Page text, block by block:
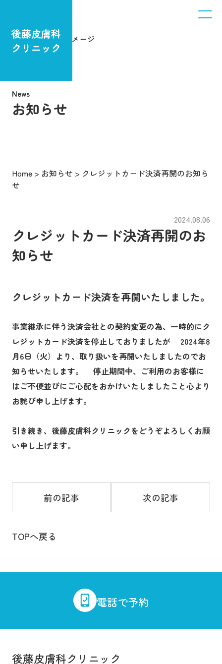
後藤皮膚科
クリニック
News
お知らせ
Home > お知らせ > クレジットカード決済再開のお知ら
せ
クレジットカード決済再開のお
知らせ
2024.08.06
クレジットカード決済を再開いたしました。
事業継承に伴う決済会社との契約変更の為、一時的にク
レジットカード決済を停止しておりましたが 2024年8
月6日（火）より、取り扱いを再開いたしましたのでお
知らせいたします。 停止期間中、ご利用のお客様に
はご不便並びにご心配をおかけいたしましたこと心より
お詫び申し上げます。
引き続き、後藤皮膚科クリニックをどうぞよろしくお願
い申し上げます。
前の記事 次の記事
TOPへ戻る
電話で予約
03-
3562-
2565
後藤皮膚科クリニック